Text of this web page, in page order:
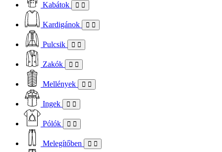
Kabátok
Kardigánok
Pulcsik
Zakók
Mellények
Ingek
Pólók
Melegítőben